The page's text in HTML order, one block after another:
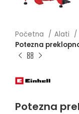
Početna Alati
Potezna
Potezna